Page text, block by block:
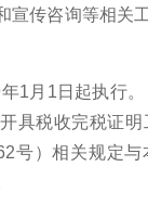
宣传咨询等相关
1月1日起执行
具税收完税证
号）相关规定与